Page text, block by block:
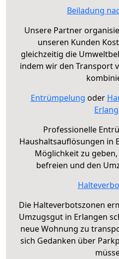
Beiladung
Unsere Partner
unseren Kunden
gleichzeitig die
indem wir den Transport
Entrümpelung oder
Professionelle
Haushaltsauflösungen in
Möglichkeit zu
befreien und den
Die Halteverbotszonen
Umzugsgut in Erlangen
neue Wohnung zu
sich Gedanken über